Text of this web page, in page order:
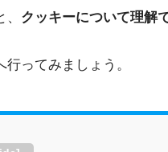
クッキーについて理解
ってみましょう。